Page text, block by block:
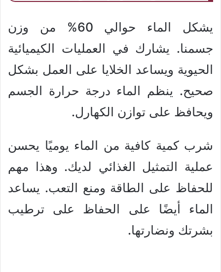
يشكل الماء حوالي 60% من وزن
جسمنا. يشارك في العمليات الكيميائية
الحيوية ويساعد الخلايا على العمل بشكل
صحيح. ينظم الماء درجة حرارة الجسم
ويحافظ على توازن الكهارل.
شرب كمية كافية من الماء يوميًا يحسن
عملية التمثيل الغذائي لديك. وهذا مهم
للحفاظ على الطاقة ومنع التعب. يساعد
الماء أيضًا على الحفاظ على ترطيب
بشرتك ونضارتها.